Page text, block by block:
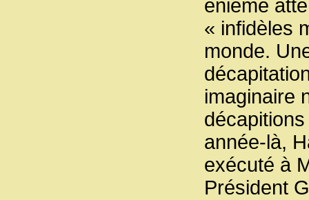
énième
« infidèles
monde.
imaginaire
année-là,
exécuté à
Président